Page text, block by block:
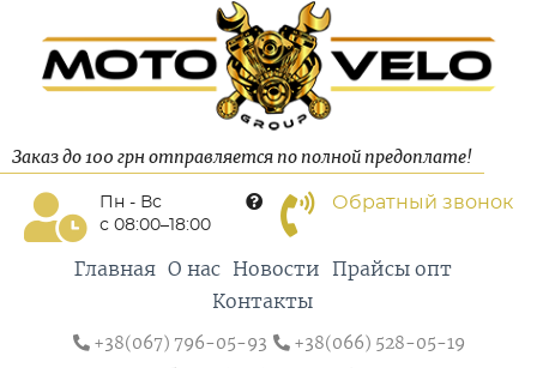
Заказ до 100 грн отправляется по полной предоплате!
Пн - Вс
с 08:00–18:00
Обратный звонок
Главная О нас Новости
Прайсы опт
Контакты
+38(067) 796-05-93
+38(066) 528-05-19